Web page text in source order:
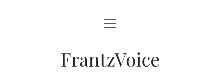
FRANTZVOICE
open
menu
FrantzVoice